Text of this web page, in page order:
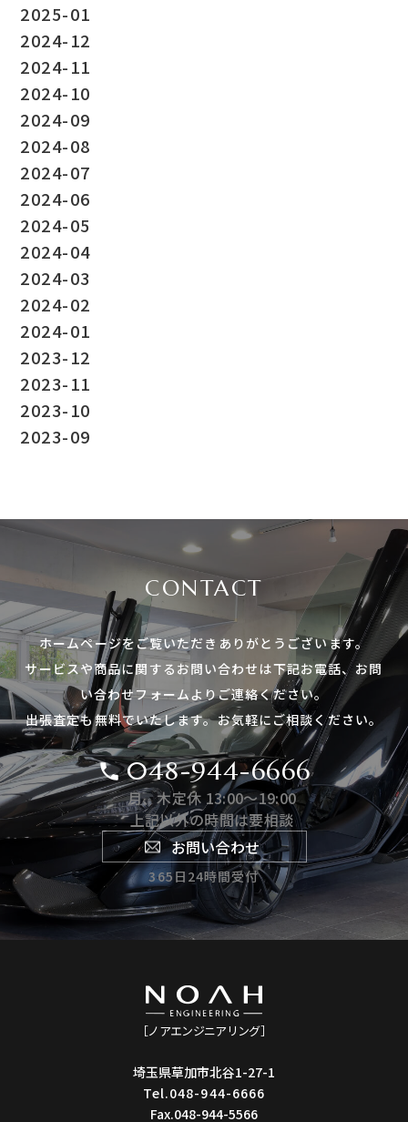
2025-01
2024-12
2024-11
2024-10
2024-09
2024-08
2024-07
2024-06
2024-05
2024-04
2024-03
2024-02
2024-01
2023-12
2023-11
2023-10
2023-09
CONTACT
ホームページをご覧いただき ありがとうございます。
サービスや商品に関する お問い合わせは下記お電話、 お問
い合わせフォームよりご連絡ください。
出張査定も無料でいたします。お気軽にご相談ください。
048-944-6666
月、木定休 13:00〜19:00
上記以外の時間は要相談
お問い合わせ
365日24時間受付
［ノアエンジニアリング］
埼玉県草加市北谷1-27-1
Tel.048-944-6666
Fax.048-944-5566